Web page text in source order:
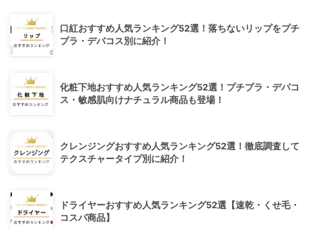
口紅おすすめ人気ランキング52選！落ちないリップをプチ
プラ・デパコス別に紹介！
化粧下地おすすめ人気ランキング52選！プチプラ・デパコ
ス・敏感肌向けナチュラル商品も登場！
クレンジングおすすめ人気ランキング52選！徹底調査して
テクスチャータイプ別に紹介！
ドライヤーおすすめ人気ランキング52選【速乾・くせ毛・
コスパ商品】